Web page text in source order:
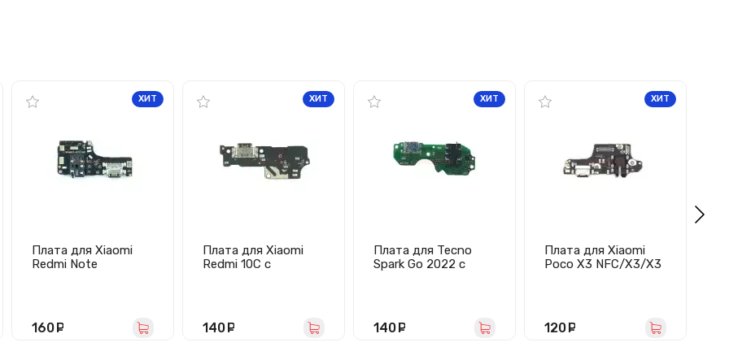
Плата для Xiaomi
Redmi Note
микрофоном
ХИТ
160
Плата для Xiaomi
Redmi 10C с
ХИТ
140
Плата для Tecno
Spark Go 2022 с
ХИТ
140
Плата для Xiaomi
Poco X3 NFC/X3/X3
микрофоном
ХИТ
120